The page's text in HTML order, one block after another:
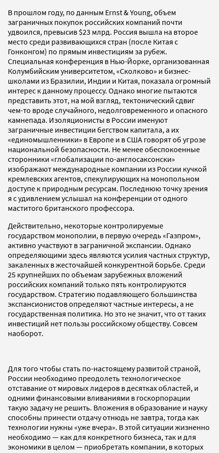
В прошлом году, по данным Ernst & Young, объем
заграничных покупок российских компаний почти
удвоился, превысив $23 млрд. Россия вышла на второе
место среди развивающихся стран (после Китая с
Гонконгом) по прямым инвестициям за рубеж.
Специальная конференция в Нью-Йорке, организованная
Колумбийским университетом, «Сколково» и бизнес-
школами из Бразилии, Индии и Китая, показала огромный
интерес к данному процессу. Однако многие пытаются
представить этот, на мой взгляд, тектонический сдвиг
чем-то вроде случайного, недолговременного и опасного
камнепада. Изоляционисты в России именуют
заграничные инвестиции бегством капитала, а их
«единомышленники» в Европе и в США говорят об угрозе
национальной безопасности. Не менее обеспокоенные
сторонники «глобализации по-англосаксонски»
изображают международные компании из России кучкой
кремлевских агентов, спекулирующих на монопольном
доступе к природным ресурсам. Последнюю точку зрения
я с удивлением услышал на конференции от одного
маститого британского профессора.
Действительно, некоторые контролируемые
государством монополии, в первую очередь «Газпром»,
активно участвуют в заграничной экспансии. Однако
определяющими здесь являются усилия частных структур,
закаленных в жесточайшей конкурентной борьбе. Среди
25 крупнейших по объемам зарубежных вложений
российских компаний только пять контролируются
государством. Стратегию подавляющего большинства
экспансионистов определяют частные интересы, а не
государственная политика. Но это не значит, что от таких
инвестиций нет пользы российскому обществу. Совсем
наоборот.
Для того чтобы стать по-настоящему развитой страной,
России необходимо преодолеть технологическое
отставание от мировых лидеров в десятках областей, и
одними финансовыми вливаниями в госкорпорации
такую задачу не решить. Вложения в образование и науку
способны принести отдачу отнюдь не завтра, тогда как
технологии нужны «уже вчера». В этой ситуации жизненно
необходимо — как для конкретного бизнеса, так и для
экономики в целом — приобретать компании, в которых